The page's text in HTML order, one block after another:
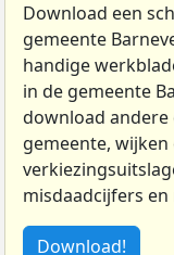
Download een
gemeente
handige
in de gemeente
download
gemeente,
misdaadcijfers en
Download!